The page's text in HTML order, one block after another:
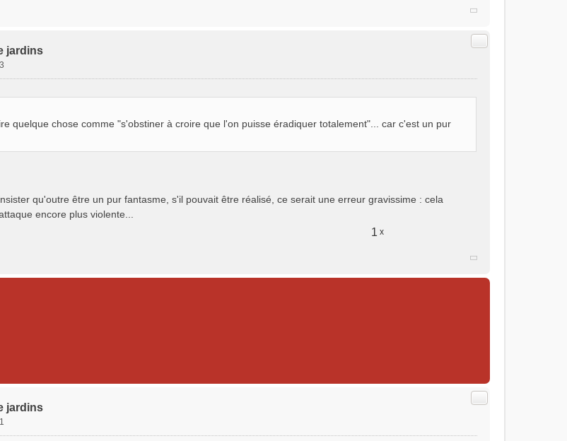
jardins
Citer
quelque chose comme "s'obstiner à croire que l'on puisse éradiquer totalement"... car c'est un pur
qu'outre être un pur fantasme, s'il pouvait être réalisé, ce serait une erreur gravissime : cela
encore plus violente...
1 x
jardins
Citer